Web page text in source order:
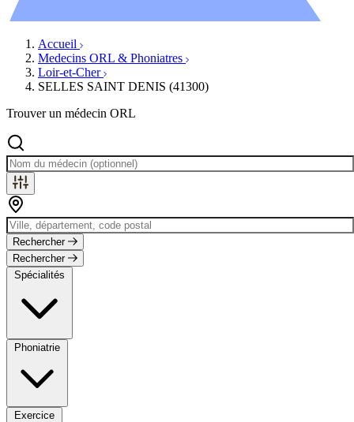
Accueil
Medecins ORL & Phoniatres
Loir-et-Cher
SELLES SAINT DENIS (41300)
Trouver un médecin ORL
Rechercher
Rechercher
Spécialités
Phoniatrie
Exercice